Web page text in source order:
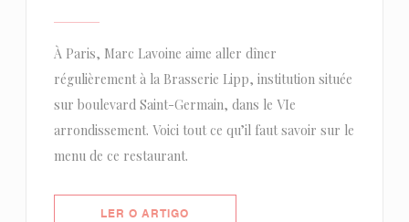
À Paris, Marc Lavoine aime aller dîner
régulièrement à la Brasserie Lipp, institution située
sur boulevard Saint-Germain, dans le VIe
arrondissement. Voici tout ce qu’il faut savoir sur le
menu de ce restaurant.
LER O ARTIGO